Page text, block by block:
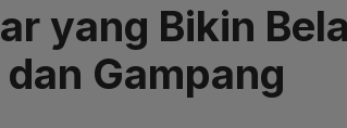
yang Bikin
Gampang